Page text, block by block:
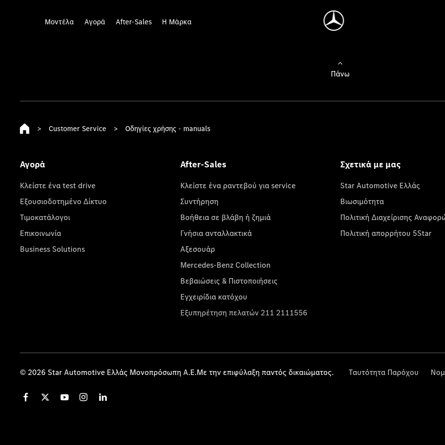
Μοντέλα Αγορά After-Sales Η Μάρκα
Πάνω
> Customer Service > Οδηγίες χρήσης - manuals
Αγορά
Κλείστε ένα test drive
Εξουσιοδοτημένο Δίκτυο
Τιμοκατάλογοι
Επικοινωνία
Business Solutions
After-Sales
Κλείστε ένα ραντεβού για service
Συντήρηση
Βοήθεια σε βλάβη ή ζημιά
Γνήσια ανταλλακτικά
Αξεσουάρ
Mercedes-Benz Collection
Βεβαιώσεις & Πιστοποιήσεις
Εγχειρίδια κατόχου
Εξυπηρέτηση πελατών 211 2111556
Σχετικά με μας
Star Automotive Ελλάς
Βιωσιμότητα
Πολιτική Διαχείρισης
Πολιτική απορρήτου 5Star
© 2026 Star Automotive Ελλάς Μονοπρόσωπη Α.Ε.Με την επιφύλαξη παντός δικαιώματος. Ταυτότητα Παρόχου